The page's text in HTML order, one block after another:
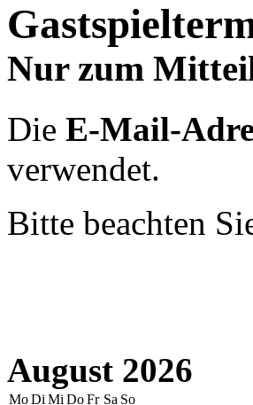
Nur zum
Die E-Mail-
verwendet.
Bitte beachten
August 2026
MoDi Mi DoFr Sa So